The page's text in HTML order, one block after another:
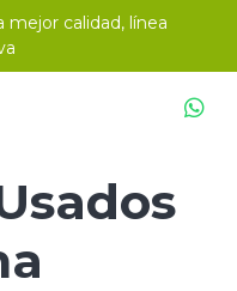
mejor calidad, línea